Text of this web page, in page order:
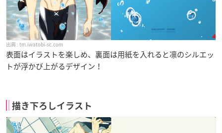
tm.iwatobi-sc.com
表面はイラストを楽しめ、裏面は用紙を入れると凛のシルエッ
トが浮かび上がるデザイン！
描き下ろしイラスト